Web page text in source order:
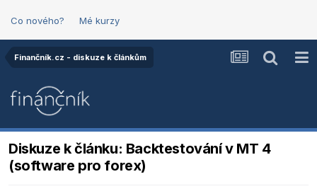
Co nového? Mé kurzy
Finančník.cz - diskuze k článkům
Diskuze k článku: Backtestování v MT 4
(software pro forex)